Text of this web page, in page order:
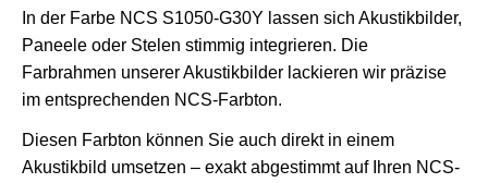
In der Farbe NCS S1050-G30Y lassen sich Akustikbilder,
Paneele oder Stelen stimmig integrieren. Die
Farbrahmen unserer Akustikbilder lackieren wir präzise
im entsprechenden NCS-Farbton.
Diesen Farbton können Sie auch direkt in einem
Akustikbild umsetzen – exakt abgestimmt auf Ihren NCS-